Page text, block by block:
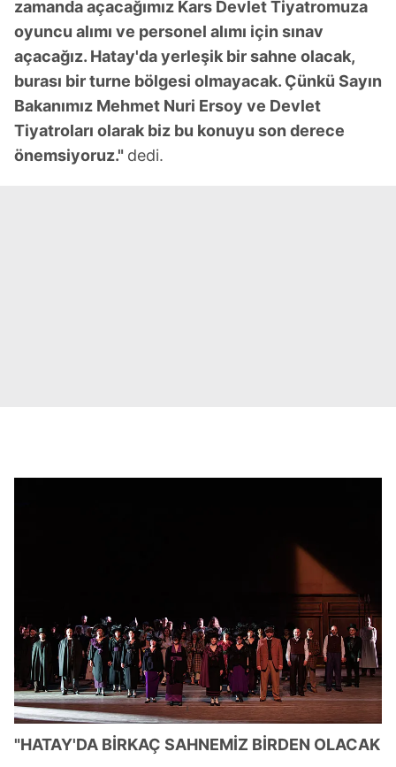
zamanda açacağımız Kars Devlet Tiyatromuza
oyuncu alımı ve personel alımı için sınav
açacağız. Hatay'da yerleşik bir sahne olacak,
burası bir turne bölgesi olmayacak. Çünkü Sayın
Bakanımız Mehmet Nuri Ersoy ve Devlet
Tiyatroları olarak biz bu konuyu son derece
önemsiyoruz." dedi.
"HATAY'DA BİRKAÇ SAHNEMİZ BİRDEN OLACAK